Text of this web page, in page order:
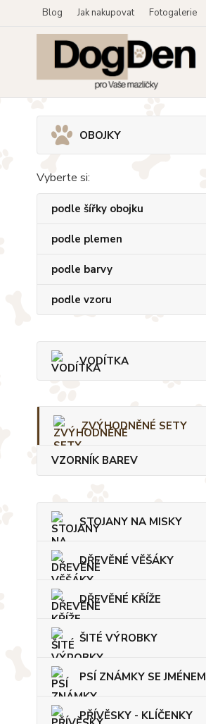
Blog Jak nakupovat Fotogalerie
OBOJKY
Vyberte si:
podle šířky obojku
podle plemen
podle barvy
podle vzoru
VODÍTKA
ZVÝHODNĚNÉ SETY
VZORNÍK BAREV
STOJANY NA MISKY
DŘEVĚNÉ VĚŠÁKY
DŘEVĚNÉ KŘÍŽE
ŠITÉ VÝROBKY
PSÍ ZNÁMKY SE JMÉNEM
PŘÍVĚSKY - KLÍČENKY